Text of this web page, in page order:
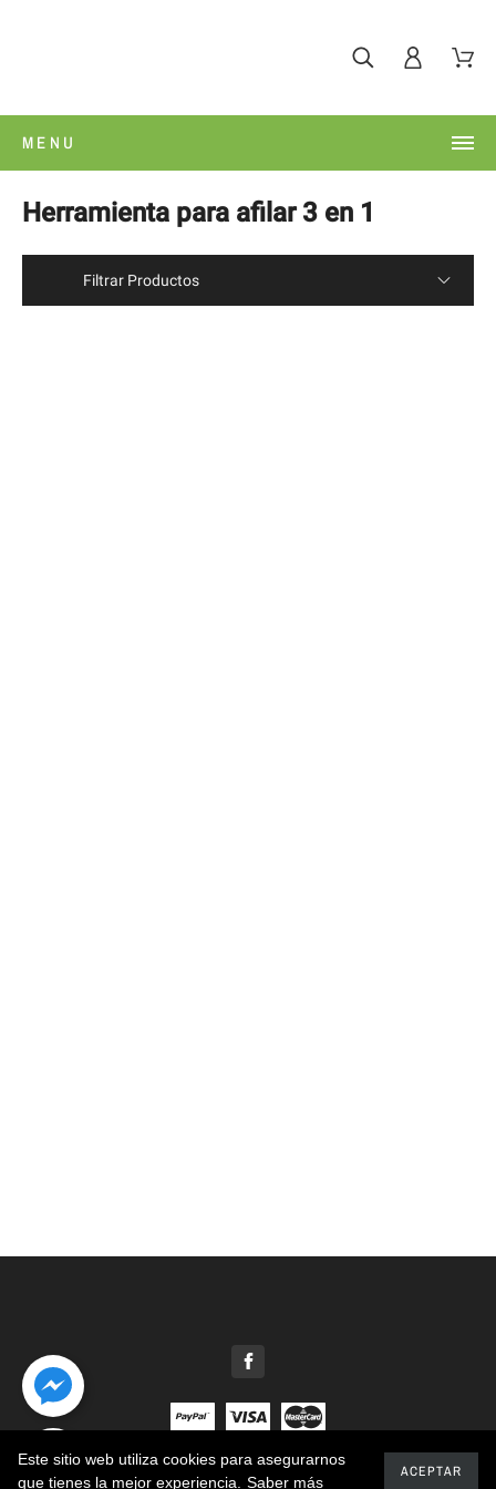
MENU
Herramienta para afilar 3 en 1
Filtrar Productos
2020 - Motosierras Patiño
Este sitio web utiliza cookies para asegurarnos
que tienes la mejor experiencia.
Saber más
ACEPTAR